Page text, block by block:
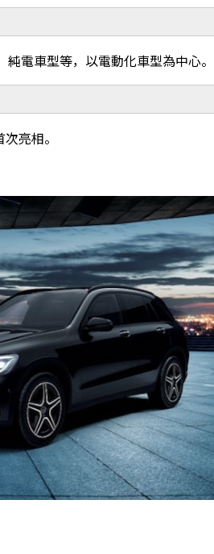
電車型等，以電動化車型為中心。
亮相。